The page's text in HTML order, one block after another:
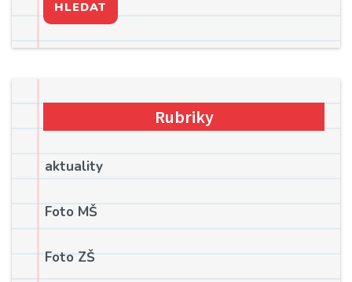
HLEDAT
Rubriky
aktuality
Foto MŠ
Foto ZŠ